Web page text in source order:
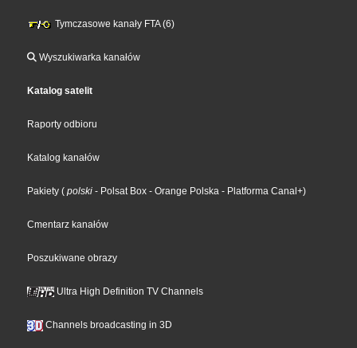
Tymczasowe kanały FTA (6)
Wyszukiwarka kanałów
Katalog satelit
Raporty odbioru
Katalog kanałów
Pakiety ( polski - Polsat Box - Orange Polska - Platforma Canal+)
Cmentarz kanałów
Poszukiwane obrazy
Ultra High Definition TV Channels
Channels broadcasting in 3D